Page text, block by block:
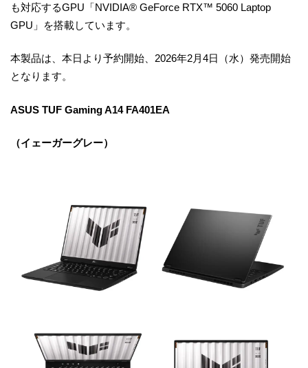
も対応するGPU「NVIDIA® GeForce RTX™ 5060 Laptop
GPU」を搭載しています。
本製品は、本日より予約開始、2026年2月4日（水）発売開始
となります。
ASUS TUF Gaming A14 FA401EA
（イェーガーグレー）